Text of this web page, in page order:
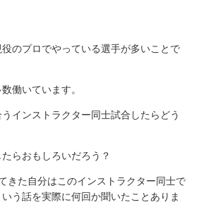
役のプロでやっている選手が多いことで
働いています。
インストラクター同士試合したらどう
らおもしろいだろう？
きた自分はこのインストラクター同士で
う話を実際に何回か聞いたことありま